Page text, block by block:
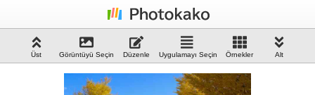
Üst Görüntüyü Seçin Düzenle Uygulamayı Seçin Örnekler Alt